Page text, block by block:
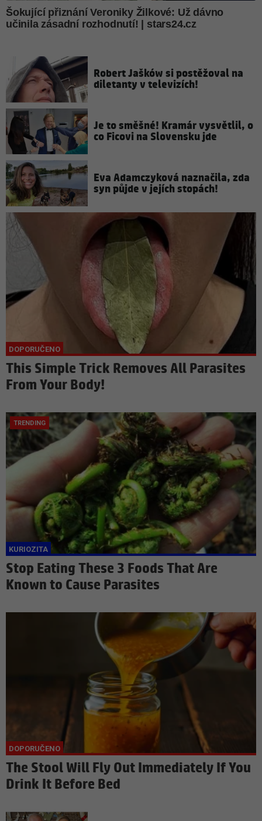
Robert Jašków si postěžoval na
diletanty v televizích!
Je to směšné! Kramár vysvětlil, o
co Ficovi na Slovensku jde
Eva Adamczyková naznačila, zda
syn půjde v jejích stopách!
This Simple Trick Removes All Parasites
From Your Body!
Stop Eating These 3 Foods That Are
Known to Cause Parasites
The Stool Will Fly Out Immediately If You
Drink It Before Bed